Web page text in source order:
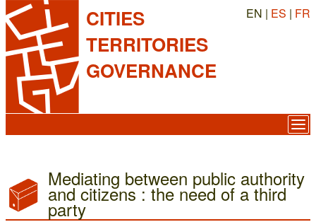
CITIES
TERRITORIES
GOVERNANCE
EN | ES | FR
Mediating between public authority
and citizens : the need of a third
party